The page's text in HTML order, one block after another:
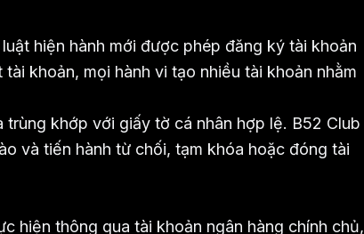
hiện hành mới được phép đăng ký tài khoản
khoản, mọi hành vi tạo nhiều tài khoản nhằm
khớp với giấy tờ cá nhân hợp lệ. B52 Club
và tiến hành từ chối, tạm khóa hoặc đóng tài
hiện thông qua tài khoản ngân hàng chính chủ,